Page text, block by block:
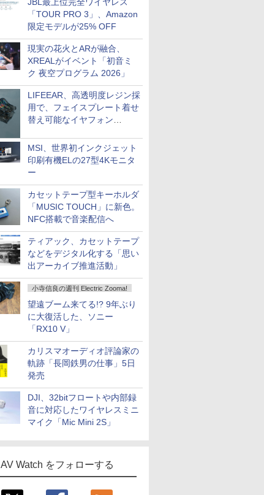
「TOUR PRO 3」、Amazon
限定モデルが25% OFF
現実の花火とARが融合、
XREALがイベント「初音ミ
ク 夜空プログラム 2026」
LIFEEAR、高透明度レジン採
用で、フェイスプレート着せ
替え可能なイヤフォン
MSI、世界初インクジェット
印刷有機ELの27型4Kモニタ
ー
カセットテープ型キーホルダ
「MUSIC TOUCH」に新色。
NFC搭載で音楽配信へ
ティアック、カセットテープ
などをデジタル化する「思い
出アーカイブ推進活動」
小寺信良の週刊 Electric Zooma!
望遠ブーム来てる!? 9年ぶり
に大復活した、ソニー
「RX10 V」
カリスマオーディオ評論家の
軌跡「長岡鉄男の仕事」5日
発売
DJI、32bitフロートや内部録
音に対応したワイヤレスミニ
マイク「Mic Mini 2S」
AV Watch をフォローする